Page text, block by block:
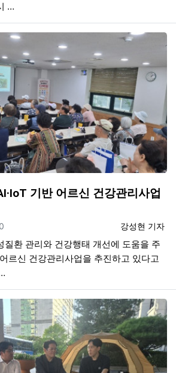
…
기반 어르신 건강관리사업
등록자
강성현 기자
비추천
0
질환 관리와 건강행태 개선에 도움을 주
르신 건강관리사업을 추진하고 있다고